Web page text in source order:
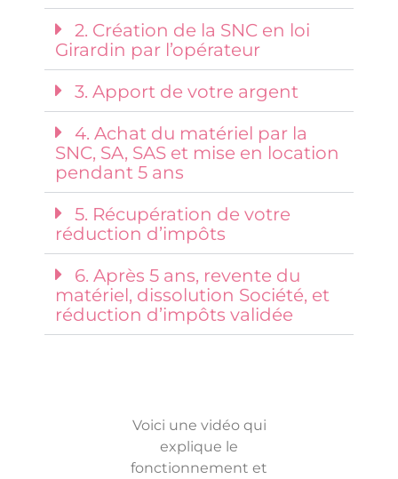
2. Création de la SNC en loi
Girardin par l’opérateur
3. Apport de votre argent
4. Achat du matériel par la
SNC, SA, SAS et mise en location
pendant 5 ans
5. Récupération de votre
réduction d’impôts
6. Après 5 ans, revente du
matériel, dissolution Société, et
réduction d’impôts validée
Voici une vidéo qui
explique le
fonctionnement et